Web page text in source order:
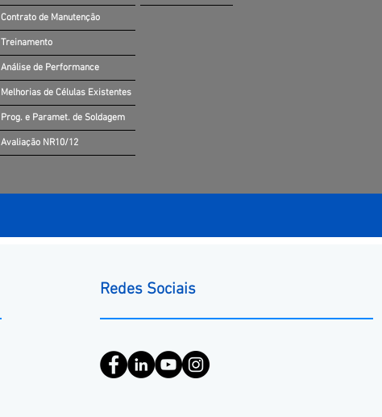
Contrato de Manutenção
Treinamento
Análise de Performance
Melhorias de Células Existentes
Prog. e Paramet. de Soldagem
Avaliação NR10/12
Redes Sociais